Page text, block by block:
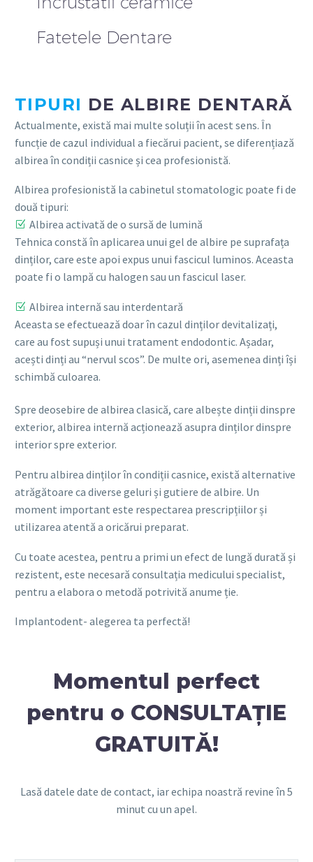
Fatetele Dentare
TIPURI DE ALBIRE DENTARĂ
Actualmente, există mai multe soluții în acest sens. În
funcție de cazul individual a fiecărui pacient, se diferențiază
albirea în condiții casnice și cea profesionistă.
Albirea profesionistă la cabinetul stomatologic poate fi de
două tipuri:
Albirea activată de o sursă de lumină
Tehnica constă în aplicarea unui gel de albire pe suprafața
dinților, care este apoi expus unui fascicul luminos. Aceasta
poate fi o lampă cu halogen sau un fascicul laser.
Albirea internă sau interdentară
Aceasta se efectuează doar în cazul dinților devitalizați,
care au fost supuși unui tratament endodontic. Așadar,
acești dinți au “nervul scos”. De multe ori, asemenea dinți își
schimbă culoarea.
Spre deosebire de albirea clasică, care albește dinții dinspre
exterior, albirea internă acționează asupra dinților dinspre
interior spre exterior.
Pentru albirea dinților în condiții casnice, există alternative
atrăgătoare ca diverse geluri și gutiere de albire. Un
moment important este respectarea prescripțiilor și
utilizarea atentă a oricărui preparat.
Cu toate acestea, pentru a primi un efect de lungă durată și
rezistent, este necesară consultația medicului specialist,
pentru a elabora o metodă potrivită anume ție.
Implantodent- alegerea ta perfectă!
Momentul perfect
pentru o CONSULTAȚIE
GRATUITĂ!
Lasă datele date de contact, iar echipa noastră revine în 5
minut cu un apel.